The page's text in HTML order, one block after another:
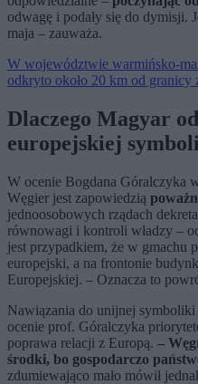
odwagę i podały się do dymisji.
maja – zauważa.
W województwie warmińsko-
odkryto około 20 km od
Dlaczego Magyar
europejskiej
W ocenie Bogdana Góralczyka
Węgier jest zapowiedzią
jednoosobowych rządach
równowagi i kontroli władzy –
jest przypadkiem, że w gmachu
europejski, a na frontonie
Europejskiej. – Oznacza to
Nawiązania do unijnej
ocenie prof. Góralczyka
poprawa relacji z Europą. –
środki, bo gospodarczo
zdumiewająco mało mówił